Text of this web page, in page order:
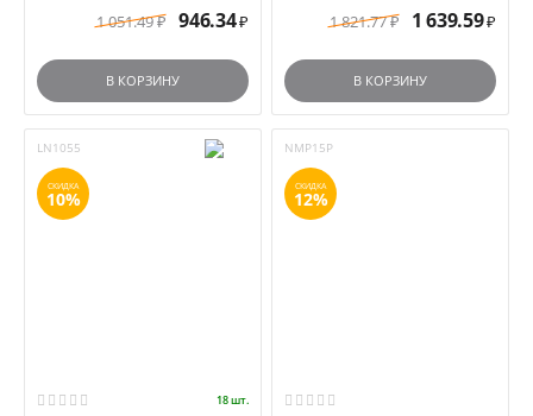
1 051.49 ₽ 946.34 ₽
В КОРЗИНУ
1 821.77 ₽ 1 639.59 ₽
В КОРЗИНУ
LN1055
СКИДКА
10%
18 шт.
NMP15P
СКИДКА
12%